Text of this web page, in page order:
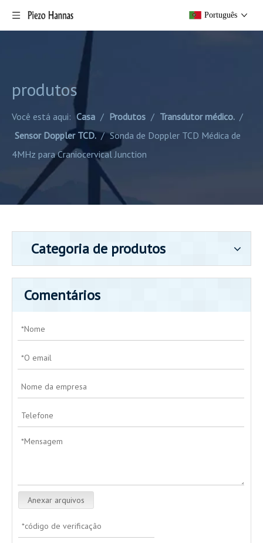
Português
produtos
Você está aqui: Casa / Produtos / Transdutor médico. /
Sensor Doppler TCD. / Sonda de Doppler TCD Médica de
4MHz para Craniocervical Junction
Categoria de produtos
Comentários
Anexar arquivos